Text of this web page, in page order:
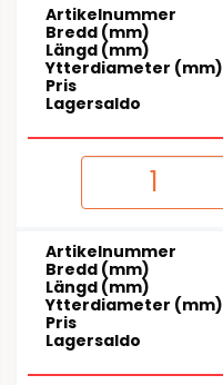
Artikelnummer
Bredd (mm)
Längd (mm)
Ytterdiameter (mm)
Pris
Lagersaldo
Artikelnummer
Bredd (mm)
Längd (mm)
Ytterdiameter (mm)
Pris
Lagersaldo